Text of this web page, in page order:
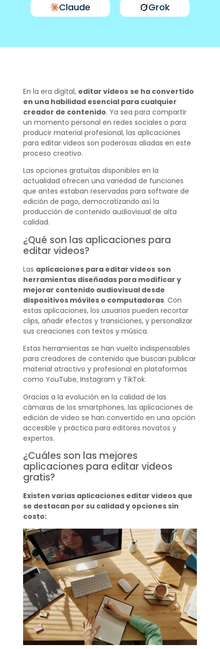
Claude Grok
En la era digital, editar videos se ha convertido
en una habilidad esencial para cualquier
creador de contenido. Ya sea para compartir
un momento personal en redes sociales o para
producir material profesional, las aplicaciones
para editar videos son poderosas aliadas en este
proceso creativo.
Las opciones gratuitas disponibles en la
actualidad ofrecen una variedad de funciones
que antes estaban reservadas para software de
edición de pago, democratizando así la
producción de contenido audiovisual de alta
calidad.
¿Qué son las aplicaciones para
editar videos?
Las aplicaciones para editar videos son
herramientas diseñadas para modificar y
mejorar contenido audiovisual desde
dispositivos móviles o computadoras. Con
estas aplicaciones, los usuarios pueden recortar
clips, añadir efectos y transiciones, y personalizar
sus creaciones con textos y música.
Estas herramientas se han vuelto indispensables
para creadores de contenido que buscan publicar
material atractivo y profesional en plataformas
como YouTube, Instagram y TikTok.
Gracias a la evolución en la calidad de las
cámaras de los smartphones, las aplicaciones de
edición de video se han convertido en una opción
accesible y práctica para editores novatos y
expertos.
¿Cuáles son las mejores
aplicaciones para editar videos
gratis?
Existen varias aplicaciones editar videos que
se destacan por su calidad y opciones sin
costo: